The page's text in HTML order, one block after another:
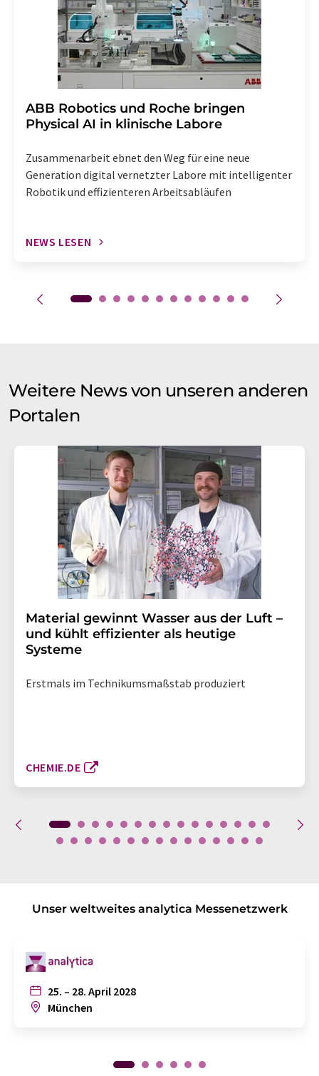
enthalten.
​​​​​​​ABB Robotics und Roche bringen
Physical AI in klinische Labore
Zusammenarbeit ebnet den Weg für eine neue
Generation digital vernetzter Labore mit intelligenter
Robotik und effizienteren Arbeitsabläufen
NEWS LESEN
Weitere News von unseren anderen
Portalen
Material gewinnt Wasser aus der Luft –
und kühlt effizienter als heutige
Systeme
Erstmals im Technikumsmaßstab produziert
CHEMIE.DE
Unser weltweites analytica Messenetzwerk
25. – 28. April 2028
München